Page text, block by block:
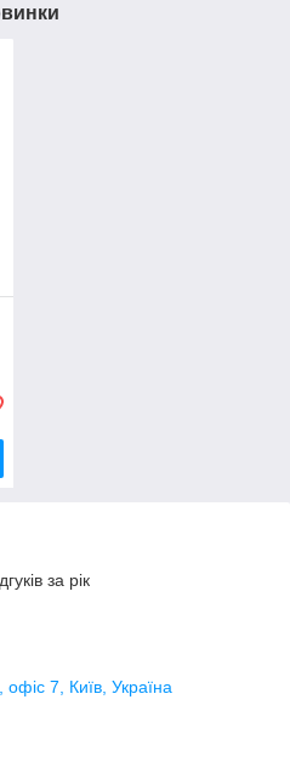
за рік
7, Київ, Україна